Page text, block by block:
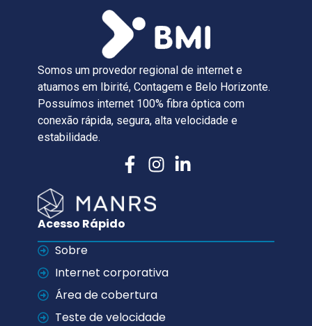
Somos um provedor regional de internet e
atuamos em Ibirité, Contagem e Belo Horizonte.
Possuímos internet 100% fibra óptica com
conexão rápida, segura, alta velocidade e
estabilidade.
Acesso Rápido
Sobre
Internet corporativa
Área de cobertura
Teste de velocidade